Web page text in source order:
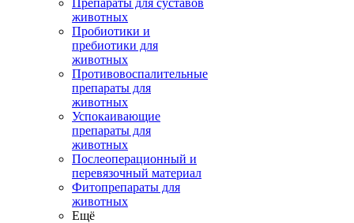
Препараты для суставов
животных
Пробиотики и
пребиотики для
животных
Противовоспалительные
препараты для
животных
Успокаивающие
препараты для
животных
Послеоперационный и
перевязочный материал
Фитопрепараты для
животных
Ещё